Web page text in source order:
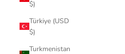
$)
Türkiye (USD
$)
Turkmenistan